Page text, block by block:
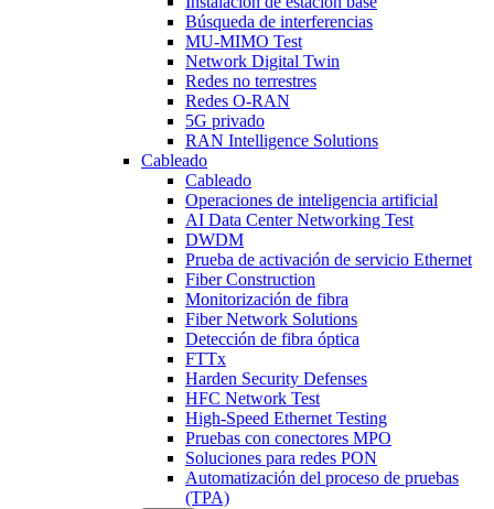
Búsqueda de interferencias
MU-MIMO Test
Network Digital Twin
Redes no terrestres
Redes O-RAN
5G privado
RAN Intelligence Solutions
Cableado
Cableado
Operaciones de inteligencia artificial
AI Data Center Networking Test
DWDM
Prueba de activación de servicio Ethernet
Fiber Construction
Monitorización de fibra
Fiber Network Solutions
Detección de fibra óptica
FTTx
Harden Security Defenses
HFC Network Test
High-Speed Ethernet Testing
Pruebas con conectores MPO
Soluciones para redes PON
Automatización del proceso de pruebas
(TPA)